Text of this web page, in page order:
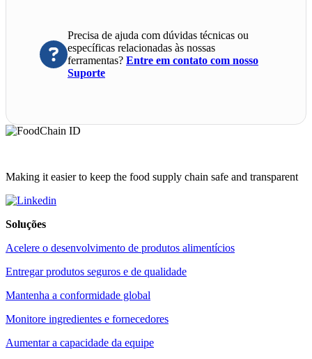
Precisa de ajuda com dúvidas técnicas ou
específicas relacionadas às nossas
ferramentas? Entre em contato com nosso
Suporte
Making it easier to keep the food supply chain safe and transparent
Soluções
Acelere o desenvolvimento de produtos alimentícios
Entregar produtos seguros e de qualidade
Mantenha a conformidade global
Monitore ingredientes e fornecedores
Aumentar a capacidade da equipe